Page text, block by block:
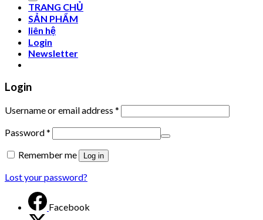
TRANG CHỦ
SẢN PHẨM
liên hệ
Login
Newsletter
Login
Username or email address *
Password*
Remember me
Log in
Lost your password?
Facebook